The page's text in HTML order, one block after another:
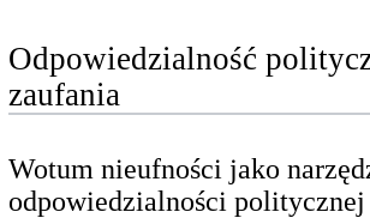
Odpowiedzialność
zaufania
Wotum nieufności jako
odpowiedzialności politycznej